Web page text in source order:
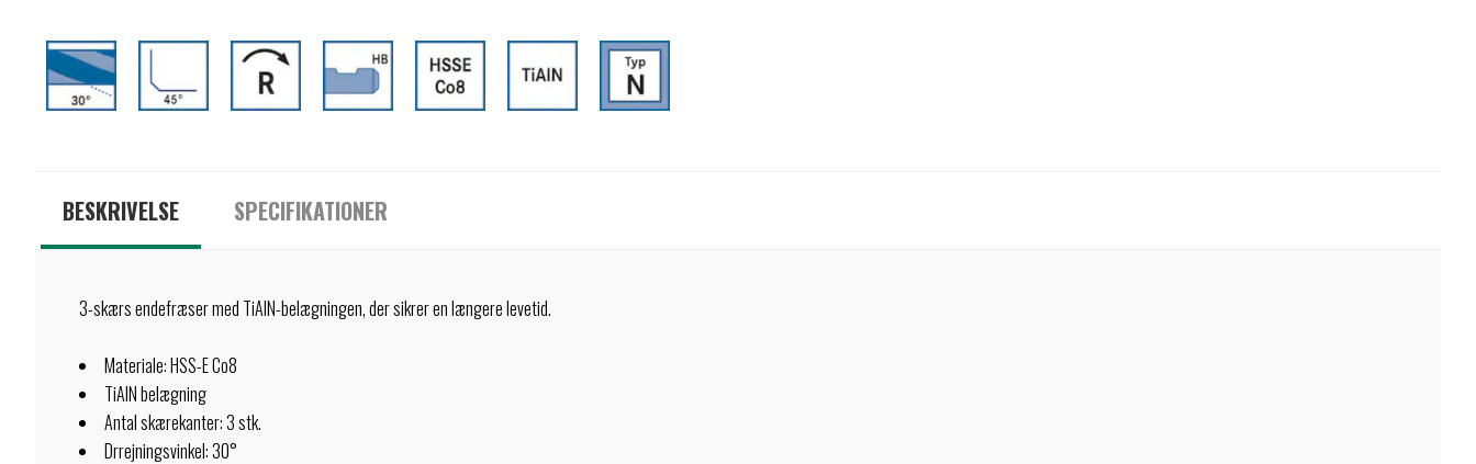
BESKRIVELSE SPECIFIKATIONER
3-skærs endefræser med TiAlN-belægningen, der sikrer en længere levetid.
Materiale: HSS-E Co8
TiAlN belægning
Antal skærekanter: 3 stk.
Drrejningsvinkel: 30°